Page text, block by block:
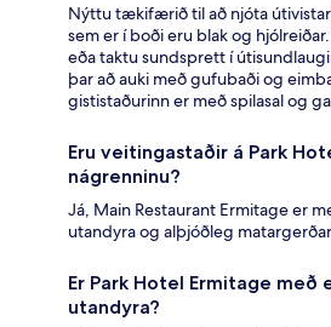
Nýttu tækifærið til að njóta
sem er í boði eru blak og
eða taktu sundsprett í
þar að auki með gufubaði og
gististaðurinn er með spilasal og
Eru veitingastaðir á Park
nágrenninu?
Já, Main Restaurant Ermitage er
utandyra og alþjóðleg
Er Park Hotel Ermitage
utandyra?